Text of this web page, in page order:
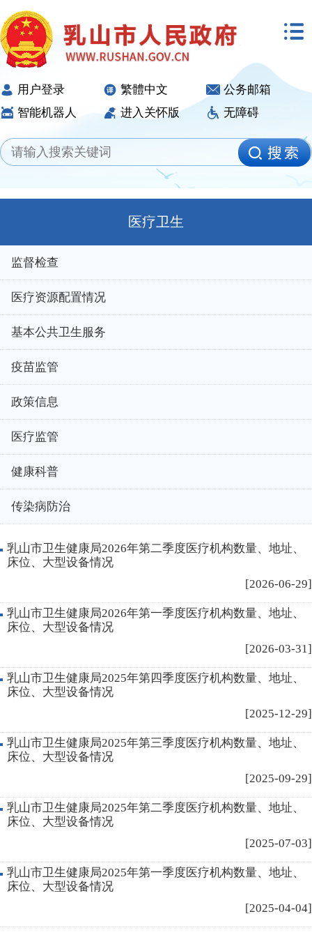
用户登录 繁體中文
公务邮箱
智能机器人
进入关怀版 无障碍
医疗卫生
监督检查
医疗资源配置情况
基本公共卫生服务
疫苗监管
政策信息
医疗监管
健康科普
传染病防治
乳山市卫生健康局2026年第二季度医疗机构数量、地址、
床位、大型设备情况
[2026-06-29]
乳山市卫生健康局2026年第一季度医疗机构数量、地址、
床位、大型设备情况
[2026-03-31]
乳山市卫生健康局2025年第四季度医疗机构数量、地址、
床位、大型设备情况
[2025-12-29]
乳山市卫生健康局2025年第三季度医疗机构数量、地址、
床位、大型设备情况
[2025-09-29]
乳山市卫生健康局2025年第二季度医疗机构数量、地址、
床位、大型设备情况
[2025-07-03]
乳山市卫生健康局2025年第一季度医疗机构数量、地址、
床位、大型设备情况
[2025-04-04]